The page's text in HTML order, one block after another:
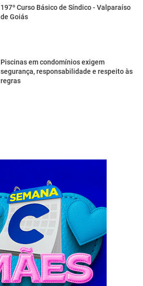
197º Curso Básico de Síndico - Valparaíso
de Goiás
Piscinas em condomínios exigem
segurança, responsabilidade e respeito às
regras